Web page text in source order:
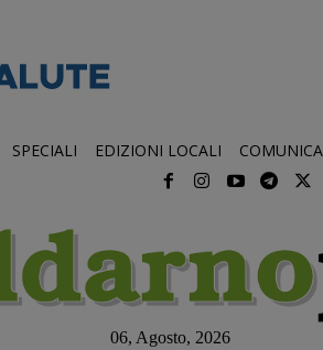
SPECIALI EDIZIONI LOCALI
06, Agosto, 2026